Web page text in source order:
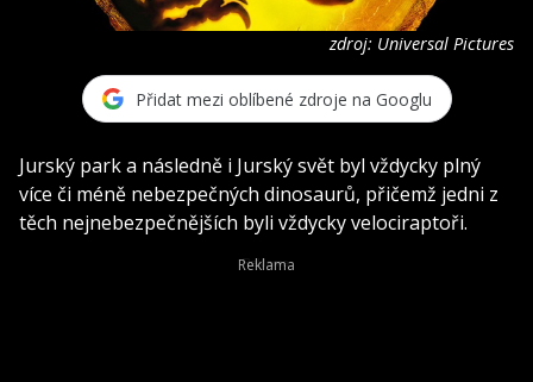
zdroj: Universal Pictures
Přidat mezi oblíbené zdroje na Googlu
Jurský park a následně i Jurský svět byl vždycky plný
více či méně nebezpečných dinosaurů, přičemž jedni z
těch nejnebezpečnějších byli vždycky velociraptoři.